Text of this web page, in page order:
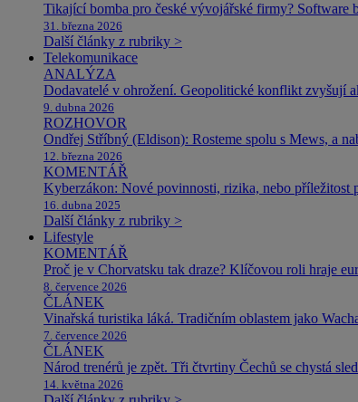
Tikající bomba pro české vývojářské firmy? Software
31. března 2026
Další články z rubriky >
Telekomunikace
ANALÝZA
Dodavatelé v ohrožení. Geopolitické konflikt zvyšují
9. dubna 2026
ROZHOVOR
Ondřej Stříbný (Eldison): Rosteme spolu s Mews, a
12. března 2026
KOMENTÁŘ
Kyberzákon: Nové povinnosti, rizika, nebo příležitost
16. dubna 2025
Další články z rubriky >
Lifestyle
KOMENTÁŘ
Proč je v Chorvatsku tak draze? Klíčovou roli hraje
8. července 2026
ČLÁNEK
Vinařská turistika láká. Tradičním oblastem jako
7. července 2026
ČLÁNEK
Národ trenérů je zpět. Tři čtvrtiny Čechů se chystá
14. května 2026